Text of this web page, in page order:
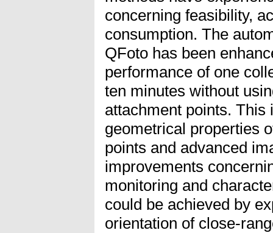
concerning feasibility,
consumption. The
QFoto has been
performance of one
ten minutes without
attachment points.
geometrical properties
points and advanced
improvements
monitoring and
could be achieved by
orientation of close-